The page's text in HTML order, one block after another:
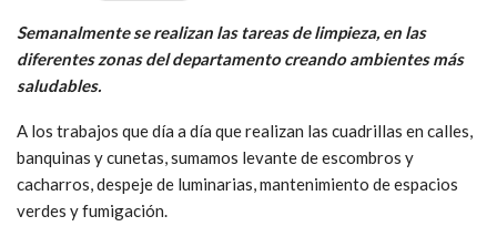
Semanalmente se realizan las tareas de limpieza, en las
diferentes zonas del departamento creando ambientes más
saludables.
A los trabajos que día a día que realizan las cuadrillas en calles,
banquinas y cunetas, sumamos levante de escombros y
cacharros, despeje de luminarias, mantenimiento de espacios
verdes y fumigación.